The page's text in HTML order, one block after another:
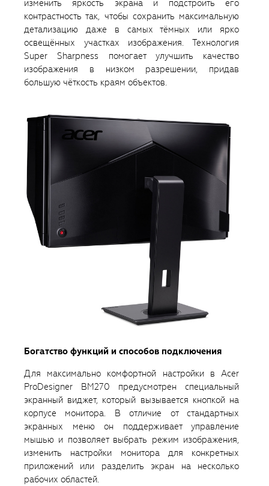
изменить яркость экрана и подстроить его
контрастность так, чтобы сохранить максимальную
детализацию даже в самых тёмных или ярко
освещённых участках изображения. Технология
Super Sharpness помогает улучшить качество
изображения в низком разрешении, придав
большую чёткость краям объектов.
Богатство функций и способов подключения
Для максимально комфортной настройки в Acer
ProDesigner BM270 предусмотрен специальный
экранный виджет, который вызывается кнопкой на
корпусе монитора. В отличие от стандартных
экранных меню он поддерживает управление
мышью и позволяет выбрать режим изображения,
изменить настройки монитора для конкретных
приложений или разделить экран на несколько
рабочих областей.